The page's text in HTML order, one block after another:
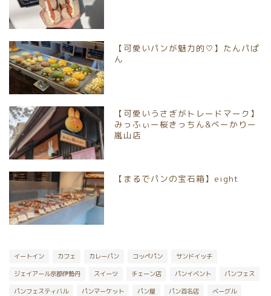
【可愛いパンが魅力的♡】たんパぱ
ん
【可愛いうさぎがトレードマーク】
みっふぃー桜きっちん&べーかりー
嵐山店
【まるでパンの宝石箱】eight
イートイン カフェ カレーパン コッペパン サンドイッチ
ジェイアール京都伊勢丹 スイーツ チェーン店 パンイベント パンフェス
パンフェスティバル パンマーケット パン屋 パン百名店 ベーグル
京都市南区
京都市山科区
宇治市
京丹後市